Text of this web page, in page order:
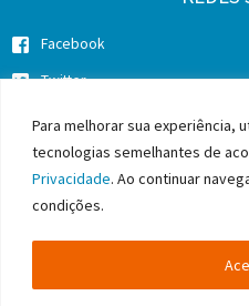
Para melhorar sua experiência,
tecnologias semelhantes de
Privacidade. Ao continuar
condições.
Facebook
Twitter
Instagram
Copyright © 2026 SINICESP -
Pesada do